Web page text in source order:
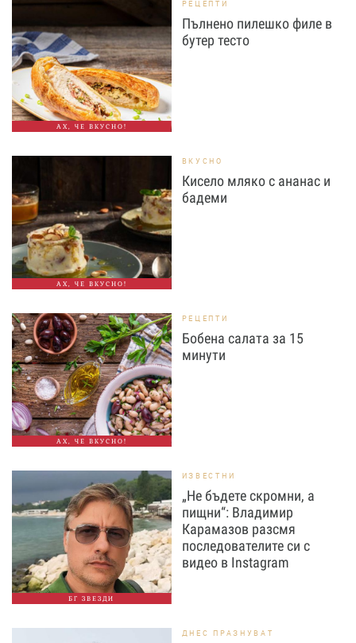
АХ, ЧЕ ВКУСНО!
РЕЦЕПТИ
Пълнено пилешко филе в
бутер тесто
АХ, ЧЕ ВКУСНО!
ВКУСНО
Кисело мляко с ананас и
бадеми
АХ, ЧЕ ВКУСНО!
РЕЦЕПТИ
Бобена салата за 15
минути
БГ ЗВЕЗДИ
ИЗВЕСТНИ
„Не бъдете скромни, а
пищни“: Владимир
Карамазов разсмя
последователите си с
видео в Instagram
ДНЕС ПРАЗНУВАТ